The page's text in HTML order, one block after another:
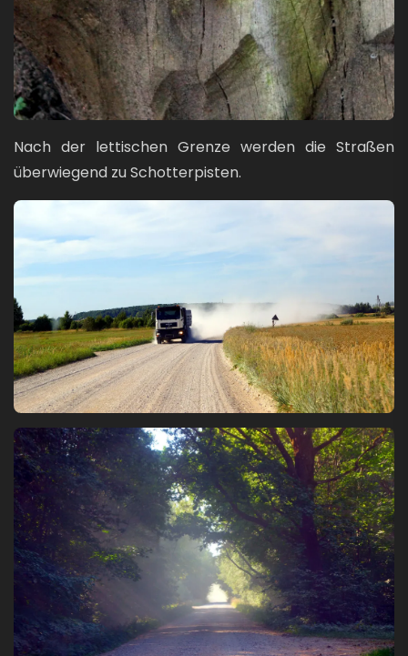
Nach der lettischen Grenze werden die Straßen
überwiegend zu Schotterpisten.
Bild
Bild